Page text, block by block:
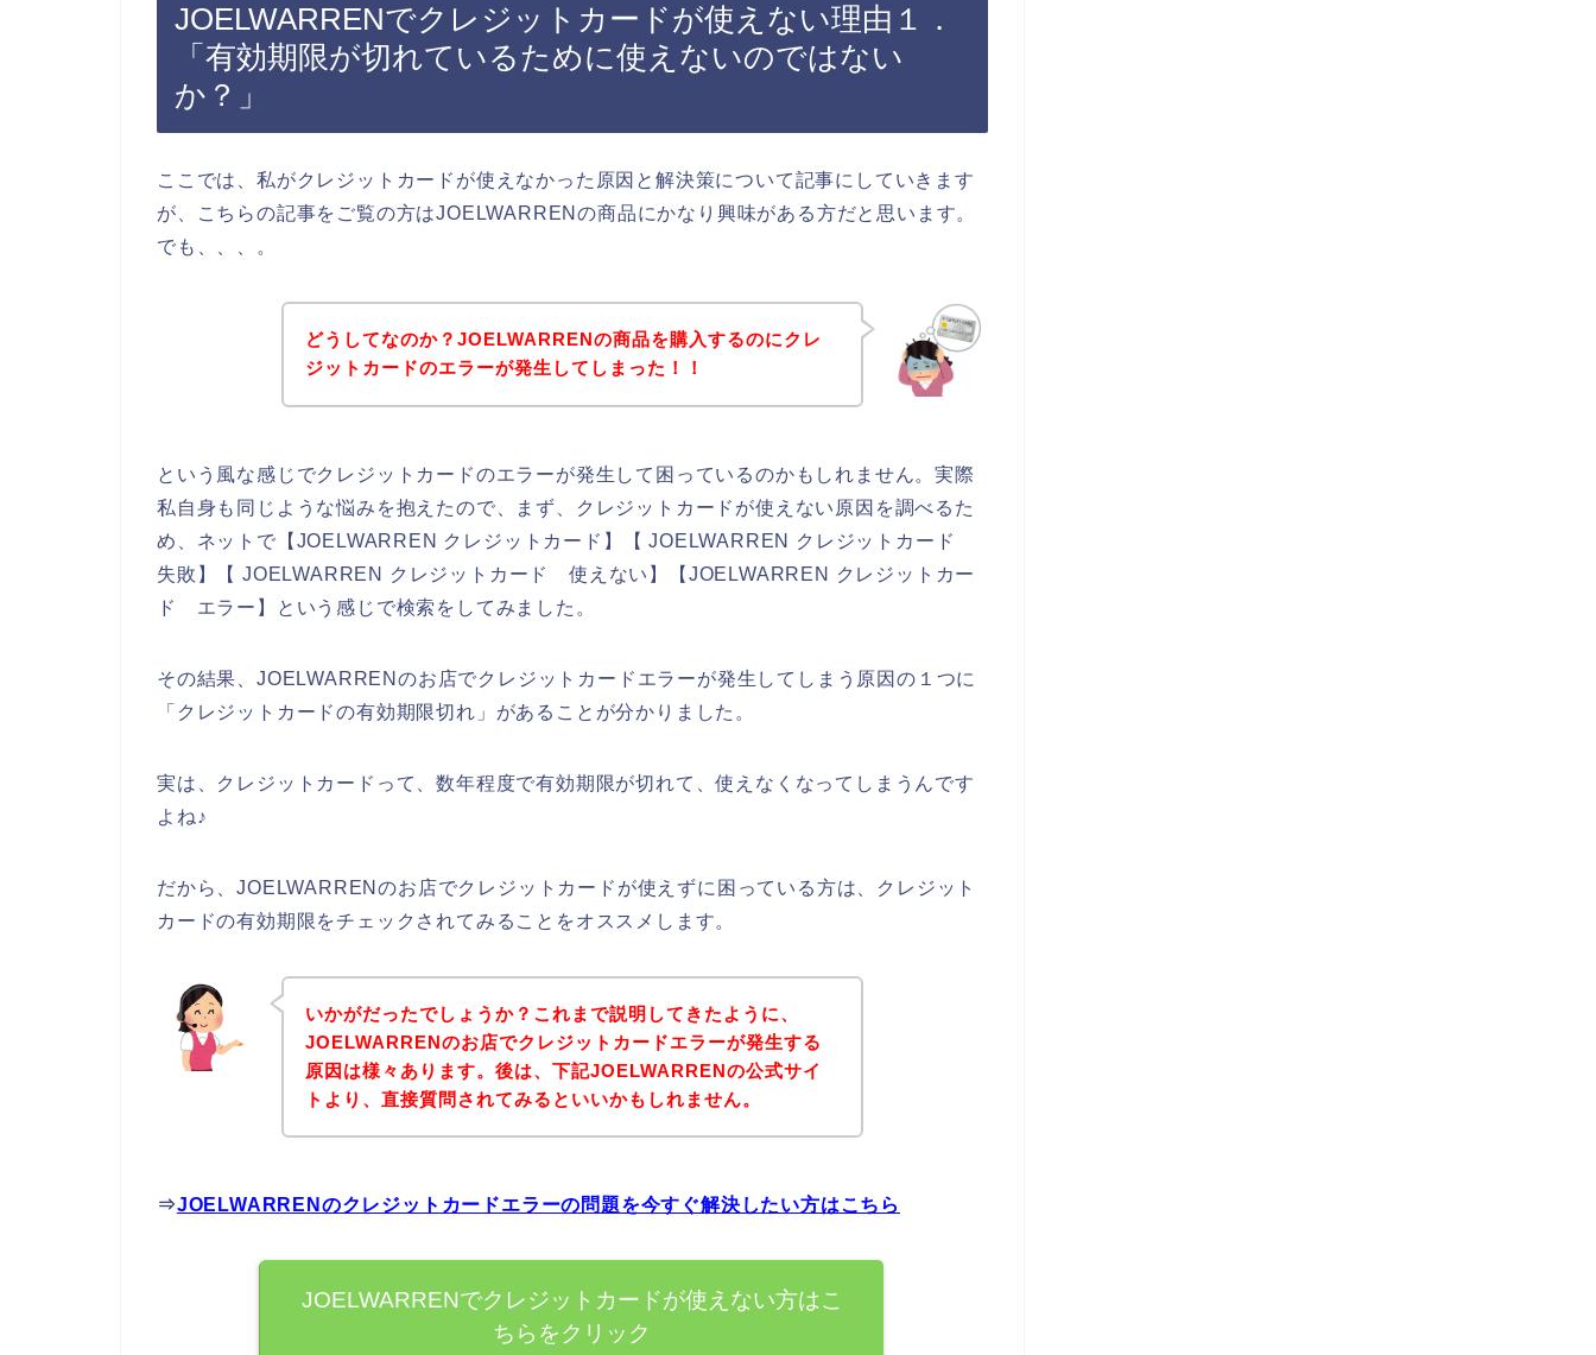
JOELWARRENでクレジットカードが使えない理由１．
「有効期限が切れているために使えないのではない
か？」
ここでは、私がクレジットカードが使えなかった原因と解決策について記事にしていきます
が、こちらの記事をご覧の方はJOELWARRENの商品にかなり興味がある方だと思います。
でも、、、。
どうしてなのか？JOELWARRENの商品を購入するのにクレ
ジットカードのエラーが発生してしまった！！
という風な感じでクレジットカードのエラーが発生して困っているのかもしれません。実際
私自身も同じような悩みを抱えたので、まず、クレジットカードが使えない原因を調べるた
め、ネットで【JOELWARREN クレジットカード】【 JOELWARREN クレジットカード
失敗】【 JOELWARREN クレジットカード 使えない】【JOELWARREN クレジットカー
ド エラー】という感じで検索をしてみました。
その結果、JOELWARRENのお店でクレジットカードエラーが発生してしまう原因の１つに
「クレジットカードの有効期限切れ」があることが分かりました。
実は、クレジットカードって、数年程度で有効期限が切れて、使えなくなってしまうんです
よね♪
だから、JOELWARRENのお店でクレジットカードが使えずに困っている方は、クレジット
カードの有効期限をチェックされてみることをオススメします。
いかがだったでしょうか？これまで説明してきたように、
JOELWARRENのお店でクレジットカードエラーが発生する
原因は様々あります。後は、下記JOELWARRENの公式サイ
トより、直接質問されてみるといいかもしれません。
⇒JOELWARRENのクレジットカードエラーの問題を今すぐ解決したい方はこちら
JOELWARRENでクレジットカードが使えない方はこ
ちらをクリック